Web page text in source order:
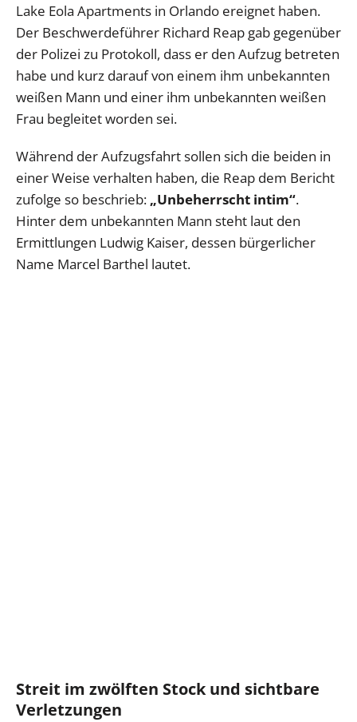
Lake Eola Apartments in Orlando ereignet haben.
Der Beschwerdeführer Richard Reap gab gegenüber
der Polizei zu Protokoll, dass er den Aufzug betreten
habe und kurz darauf von einem ihm unbekannten
weißen Mann und einer ihm unbekannten weißen
Frau begleitet worden sei.
Während der Aufzugsfahrt sollen sich die beiden in
einer Weise verhalten haben, die Reap dem Bericht
zufolge so beschrieb: „Unbeherrscht intim“.
Hinter dem unbekannten Mann steht laut den
Ermittlungen Ludwig Kaiser, dessen bürgerlicher
Name Marcel Barthel lautet.
Streit im zwölften Stock und sichtbare
Verletzungen